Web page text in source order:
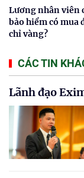
Lương nhân viên
bảo hiểm có mua
chỉ vàng?
CÁC TIN
Lãnh đạo